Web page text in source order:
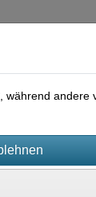
während andere